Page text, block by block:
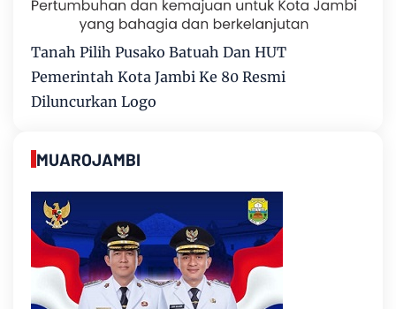
Tanah Pilih Pusako Batuah Dan HUT
Pemerintah Kota Jambi Ke 80 Resmi
Diluncurkan Logo
MUAROJAMBI